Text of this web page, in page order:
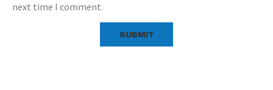
next time I comment.